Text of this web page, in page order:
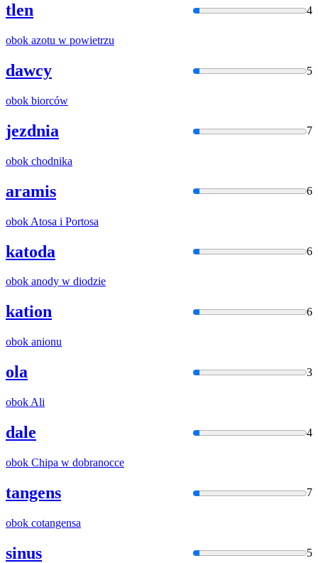
tlen 4
obok azotu w powietrzu
dawcy 5
obok biorców
jezdnia 7
obok chodnika
aramis 6
obok Atosa i Portosa
katoda 6
obok anody w diodzie
kation 6
obok anionu
ola 3
obok Ali
dale 4
obok Chipa w dobranocce
tangens 7
obok cotangensa
sinus 5